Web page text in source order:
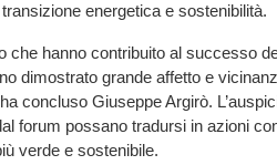
energetica e sostenibilità.
che hanno contribuito al successo
dimostrato grande affetto e
concluso Giuseppe Argirò.
forum possano tradursi in azioni
verde e sostenibile.